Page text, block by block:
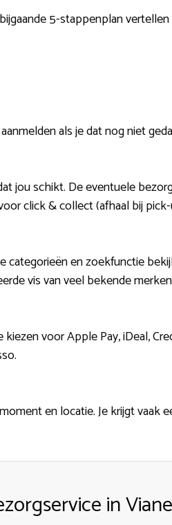
5-stappenplan
als je dat nog niet
jou schikt. De eventuele
click & collect (afhaal bij
en zoekfunctie
vis van veel bekende
voor Apple Pay, iDeal,
en locatie. Je krijgt vaak
in